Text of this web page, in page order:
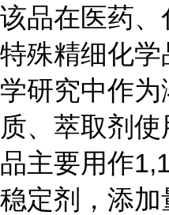
该品在医药
特殊精细化
学研究中作
质、萃取剂
品主要用作
稳定剂，添